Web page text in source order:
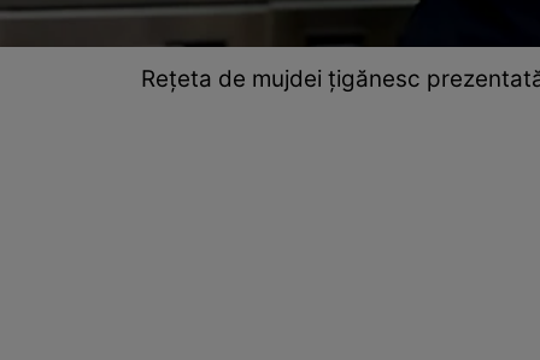
Rețeta de mujdei țigănesc